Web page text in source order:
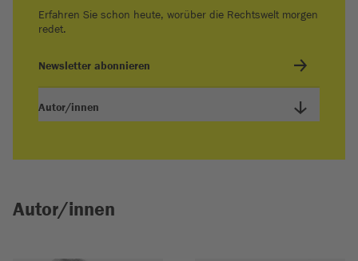
Erfahren Sie schon heute, worüber die Rechtswelt morgen
redet.
Newsletter abonnieren
Autor/innen
Autor/innen